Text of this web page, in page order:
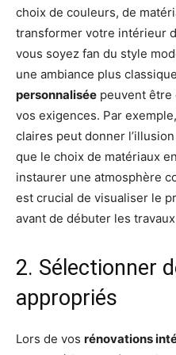
choix de couleurs, de
transformer votre intérieur
vous soyez fan du style
une ambiance plus
personnalisée peuvent être
vos exigences. Par
claires peut donner
que le choix de matériaux
instaurer une atmosphère
est crucial de visualiser le
avant de débuter les
2. Sélectionner
appropriés
Lors de vos rénovations